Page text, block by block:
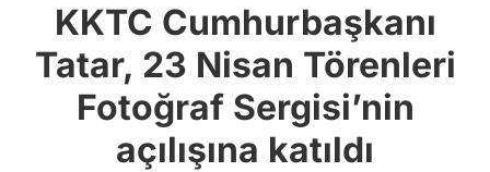
Törenleri
Fotoğraf
açılışına katıldı
KKTC Cumhurbaşkanı
Tatar, 23 Nisan Törenleri
Fotoğraf Sergisi’nin
açılışına katıldı